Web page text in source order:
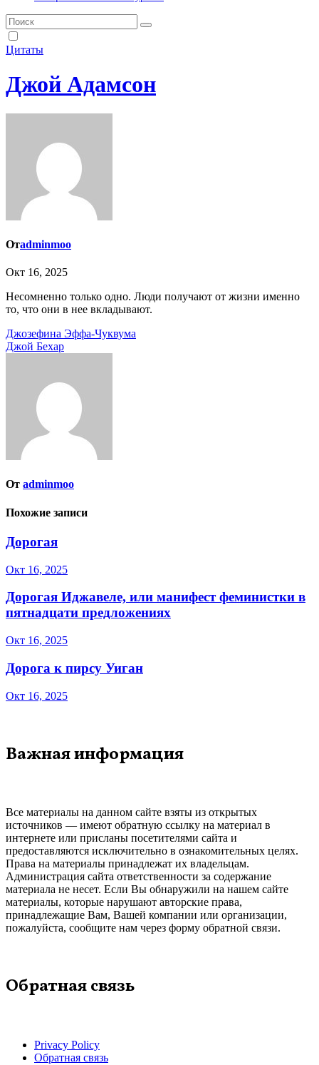
Цитаты
Джой Адамсон
Отadminmoo
Окт 16, 2025
Несомненно только одно. Люди получают от жизни именно
то, что они в нее вкладывают.
Навигация
по
Джозефина Эффа-Чуквума
Джой Бехар
От adminmoo
Похожие записи
Дорогая
Окт 16, 2025
Дорогая Иджавеле, или манифест феминистки в
пятнадцати предложениях
Окт 16, 2025
Дорога к пирсу Уиган
Окт 16, 2025
Важная информация
Все материалы на данном сайте взяты из открытых
источников — имеют обратную ссылку на материал в
интернете или присланы посетителями сайта и
предоставляются исключительно в ознакомительных целях.
Права на материалы принадлежат их владельцам.
Администрация сайта ответственности за содержание
материала не несет. Если Вы обнаружили на нашем сайте
материалы, которые нарушают авторские права,
принадлежащие Вам, Вашей компании или организации,
пожалуйста, сообщите нам через форму обратной связи.
Обратная связь
Privacy Policy
Обратная связь